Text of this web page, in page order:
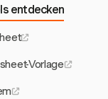
entdecken
Vorlage